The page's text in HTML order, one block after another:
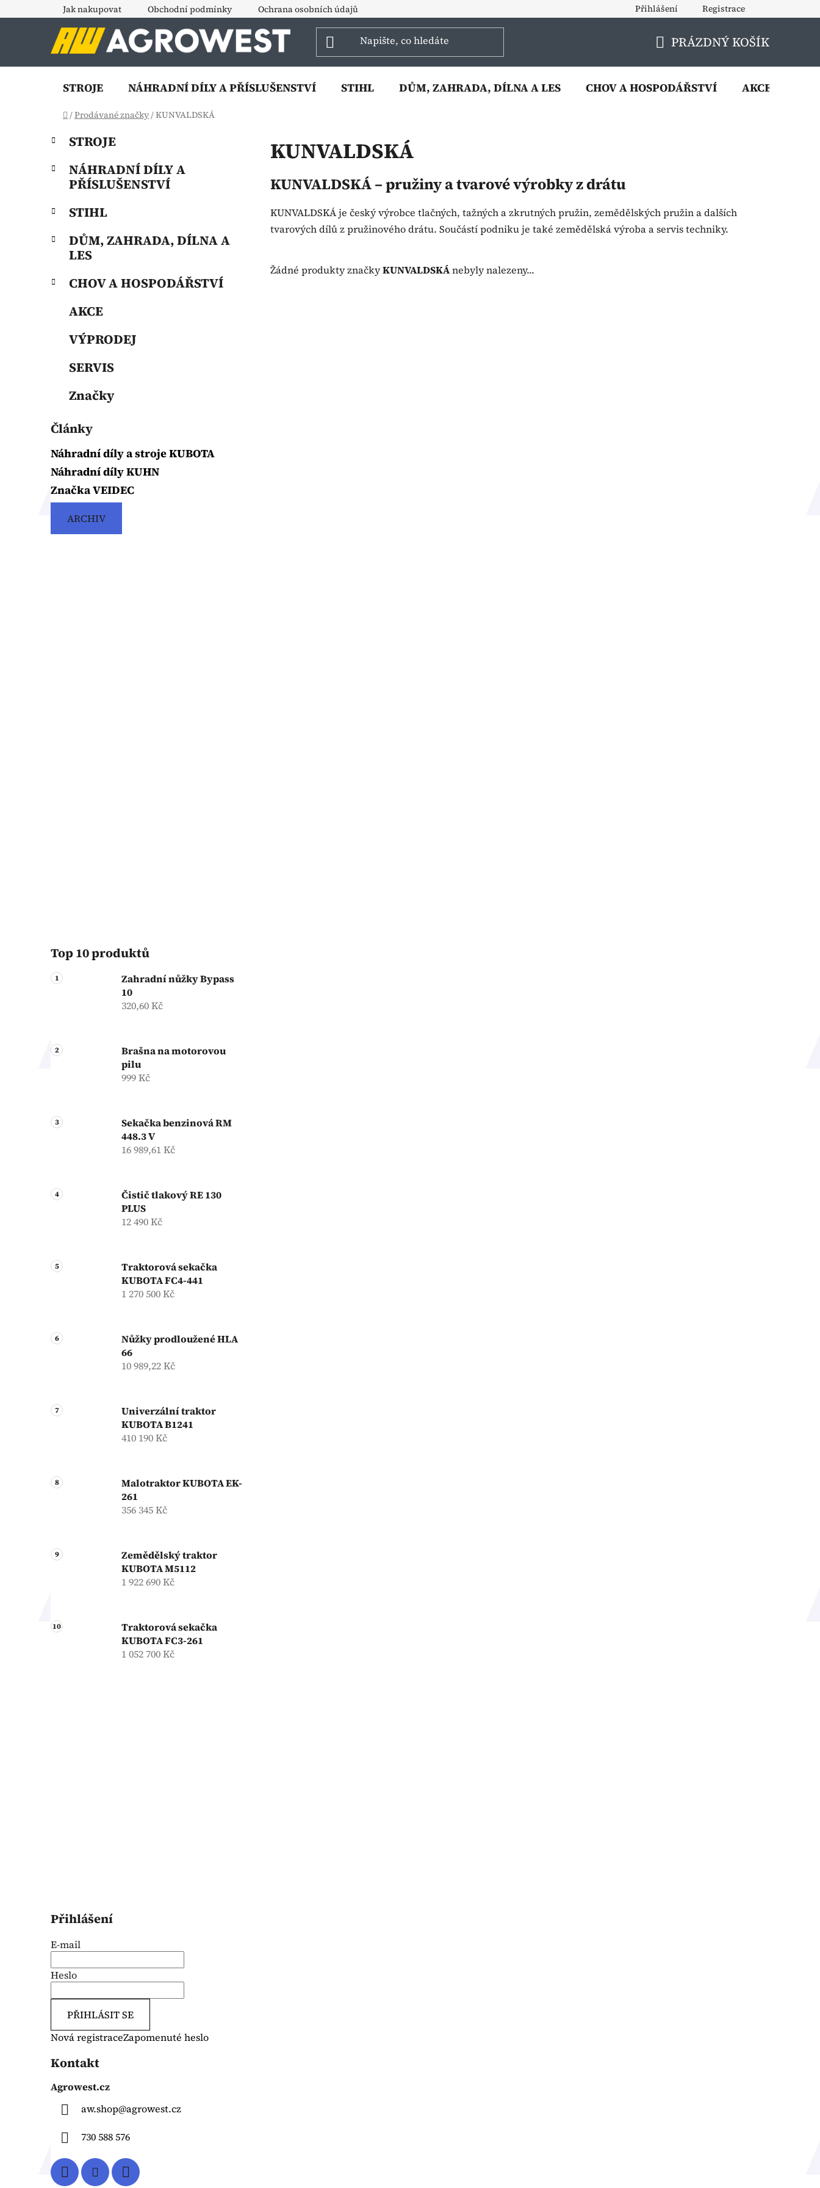
na
Jak nakupovat Obchodní podmínky Ochrana osobních údajů Přihlášení Registrace
KOŠÍK
PRÁZDNÝ KOŠÍK
STROJE NÁHRADNÍ DÍLY A PŘÍSLUŠENSTVÍ STIHL DŮM, ZAHRADA, DÍLNA A LES CHOV A HOSPODÁŘSTVÍ AKCE
Domů
/Prodávané značky/KUNVALDSKÁ
P
s
a
n
p
kategorie
K
a
e
r
e
STROJE
NÁHRADNÍ DÍLY A
PŘÍSLUŠENSTVÍ
STIHL
DŮM, ZAHRADA, DÍLNA A
LES
CHOV A HOSPODÁŘSTVÍ
AKCE
VÝPRODEJ
SERVIS
Značky
Články
Náhradní díly a stroje KUBOTA
Náhradní díly KUHN
Značka VEIDEC
ARCHIV
Top 10 produktů
Zahradní nůžky Bypass
10
320,60 Kč
Brašna na motorovou
pilu
999 Kč
Sekačka benzinová RM
448.3 V
16 989,61 Kč
Čistič tlakový RE 130
PLUS
12 490 Kč
Traktorová sekačka
KUBOTA FC4-441
1 270 500 Kč
Nůžky prodloužené HLA
66
10 989,22 Kč
Univerzální traktor
KUBOTA B1241
410 190 Kč
Malotraktor KUBOTA EK-
261
356 345 Kč
Zemědělský traktor
KUBOTA M5112
1 922 690 Kč
Traktorová sekačka
KUBOTA FC3-261
1 052 700 Kč
Přihlášení
E-mail
Heslo
PŘIHLÁSIT SE
Nová registraceZapomenuté heslo
Kontakt
Agrowest.cz
aw.shop@agrowest.cz
730 588 576
KUNVALDSKÁ
KUNVALDSKÁ – pružiny a tvarové výrobky z drátu
KUNVALDSKÁ je český výrobce tlačných, tažných a zkrutných pružin, zemědělských pružin a dalších
tvarových dílů z pružinového drátu. Součástí podniku je také zemědělská výroba a servis techniky.
Žádné produkty značkyKUNVALDSKÁnebyly nalezeny...